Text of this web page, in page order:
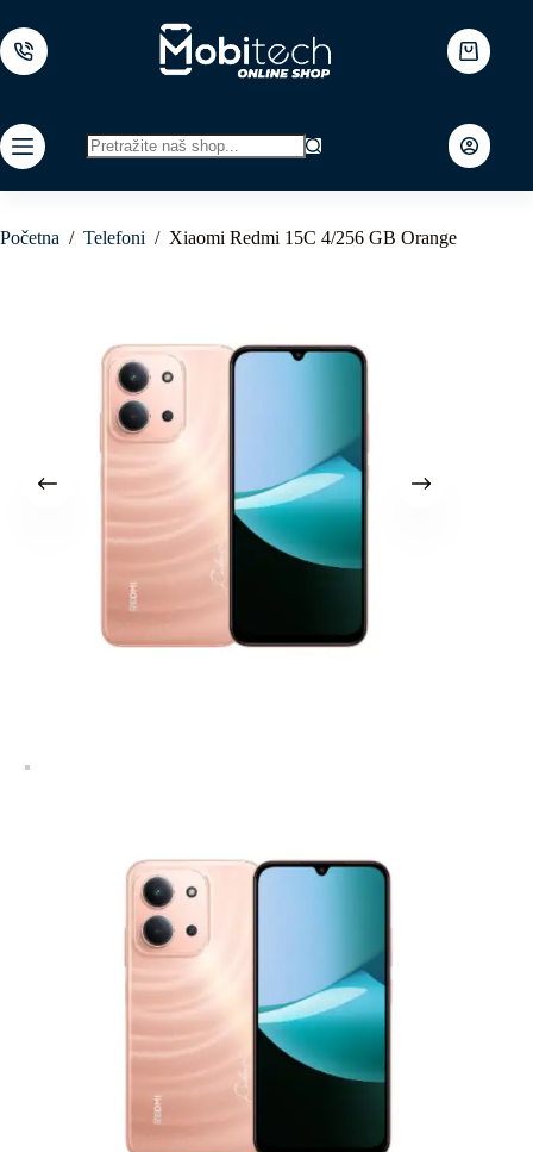
to
content
Shopping
cart
results
Početna / Telefoni / Xiaomi Redmi 15C 4/256 GB Orange